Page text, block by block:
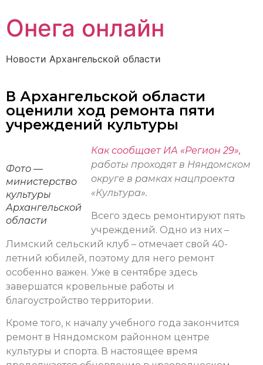
Онега онлайн
Новости Архангельской области
В Архангельской области
оценили ход ремонта пяти
учреждений культуры
Фото —
министерство
культуры
Архангельской
области
Как сообщает ИА «Регион 29»,
работы проходят в Няндомском
округе в рамках нацпроекта
«Культура».
Всего здесь ремонтируют пять
учреждений. Одно из них –
Лимский сельский клуб – отмечает свой 40-
летний юбилей, поэтому для него ремонт
особенно важен. Уже в сентябре здесь
завершатся кровельные работы и
благоустройство территории.
Кроме того, к началу учебного года закончится
ремонт в Няндомском районном центре
культуры и спорта. В настоящее время